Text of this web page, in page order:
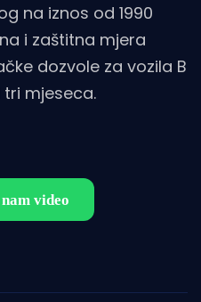
na iznos od 1990
i zaštitna mjera
dozvole za vozila B
mjeseca.